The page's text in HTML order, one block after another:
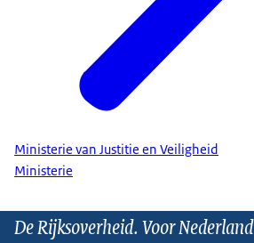
Ministerie van Justitie en Veiligheid
Ministerie
De Rijksoverheid. Voor Nederland